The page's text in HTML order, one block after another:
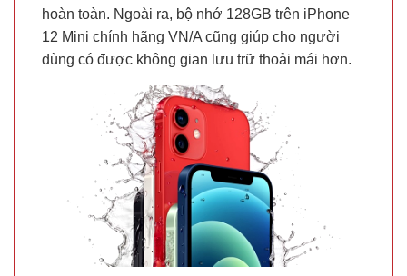
hoàn toàn. Ngoài ra, bộ nhớ 128GB trên iPhone
12 Mini chính hãng VN/A cũng giúp cho người
dùng có được không gian lưu trữ thoải mái hơn.